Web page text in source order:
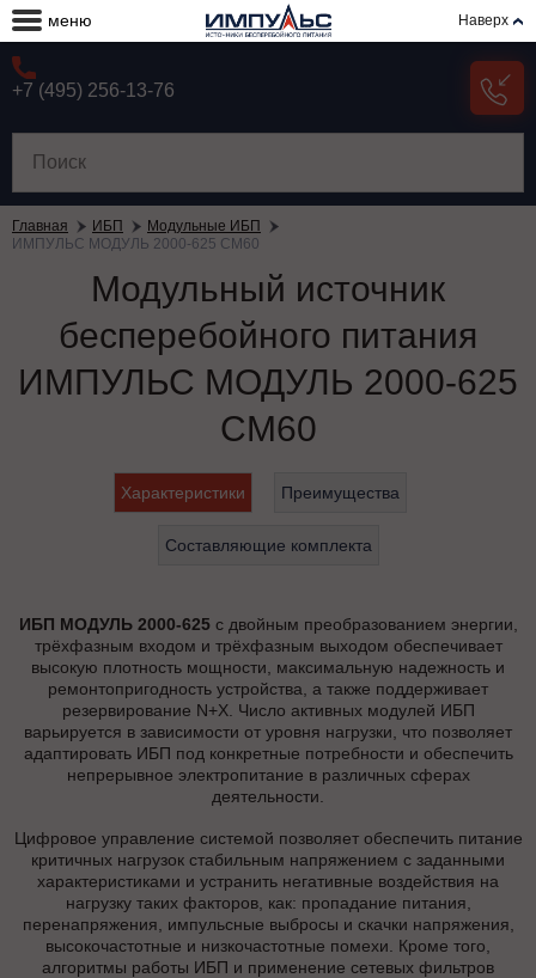
меню Наверх
+7 (495) 256-13-76
Главная ИБП
Модульные ИБП
ИМПУЛЬС МОДУЛЬ 2000-625 СМ60
Модульный источник
бесперебойного питания
ИМПУЛЬС МОДУЛЬ 2000-625
СМ60
Характеристики Преимущества
Составляющие комплекта
ИБП МОДУЛЬ 2000-625с двойным преобразованием энергии,
трёхфазным входом и трёхфазным выходом обеспечивает
высокую плотность мощности, максимальную надежность и
ремонтопригодность устройства, а также поддерживает
резервирование N+X. Число активных модулей ИБП
варьируется в зависимости от уровня нагрузки, что позволяет
адаптировать ИБП под конкретные потребности и обеспечить
непрерывное электропитание в различных сферах
деятельности.
Цифровое управление системой позволяет обеспечить питание
критичных нагрузок стабильным напряжением с заданными
характеристиками и устранить негативные воздействия на
нагрузку таких факторов, как: пропадание питания,
перенапряжения, импульсные выбросы и скачки напряжения,
высокочастотные и низкочастотные помехи. Кроме того,
алгоритмы работы ИБП и применение сетевых фильтров